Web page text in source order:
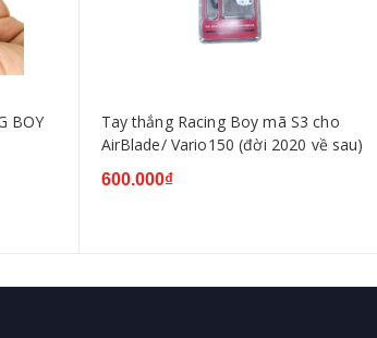
BOY
Tay thắng Racing Boy mã S3 cho
AirBlade/ Vario150 (đời 2020 về sau)
600.000₫